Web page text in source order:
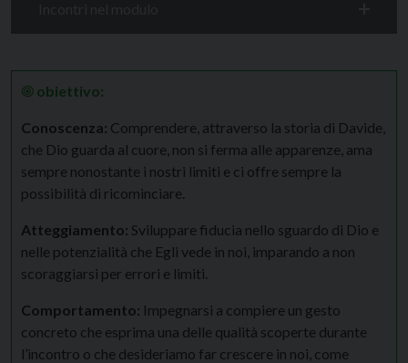
🞋 obiettivo:
Conoscenza: Comprendere, attraverso la storia di Davide,
che Dio guarda al cuore, non si ferma alle apparenze, ama
sempre nonostante i nostri limiti e ci offre sempre la
possibilità di ricominciare.
Atteggiamento: Sviluppare fiducia nello sguardo di Dio e
nelle potenzialità che Egli vede in noi, imparando a non
scoraggiarsi per errori e limiti.
Comportamento: Impegnarsi a compiere un gesto
concreto che esprima una delle qualità scoperte durante
l’incontro o che desideriamo far crescere in noi, come